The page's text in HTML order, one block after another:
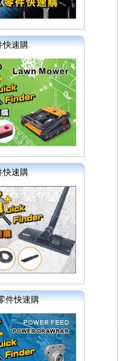
快速購
快速購
件快速購